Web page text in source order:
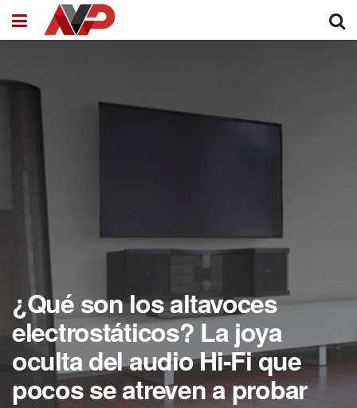
¿Qué son los altavoces
electrostáticos? La joya
oculta del audio Hi-Fi que
pocos se atreven a probar